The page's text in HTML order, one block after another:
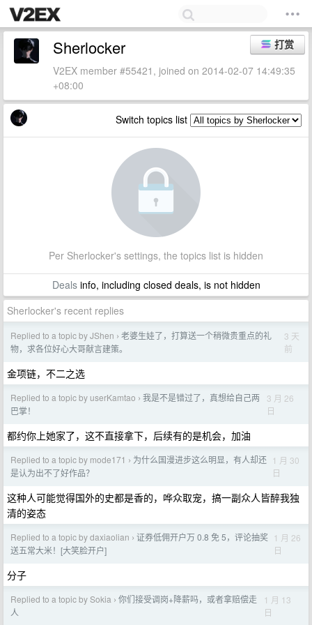
打赏
Sherlocker
V2EX member #55421, joined on 2014-02-07 14:49:35
+08:00
Switch topics list
Per Sherlocker's settings, the topics list is hidden
Dealsinfo, including closed deals, is not hidden
Sherlocker's recent replies
Replied to a topic by JShen › 老婆生娃了，打算送一个稍微贵重点的礼
物，求各位好心大哥献言建策。
3 天
前
金项链，不二之选
Replied to a topic by userKamtao › 我是不是错过了，真想给自己两
巴掌！
3 月 26
日
都约你上她家了，这不直接拿下，后续有的是机会，加油
Replied to a topic by mode171 › 为什么国漫进步这么明显，有人却还
是认为出不了好作品？
1 月 30
日
这种人可能觉得国外的史都是香的，哗众取宠，搞一副众人皆醉我独
清的姿态
Replied to a topic by daxiaolian › 证券低佣开户万 0.8 免 5，评论抽奖
送五常大米！[大笑脸开户]
1 月 26
日
分子
Replied to a topic by Sokia › 你们接受调岗+降薪吗，或者拿赔偿走
人
1 月 13
日